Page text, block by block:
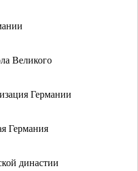
Великого
Германии
Германия
династии